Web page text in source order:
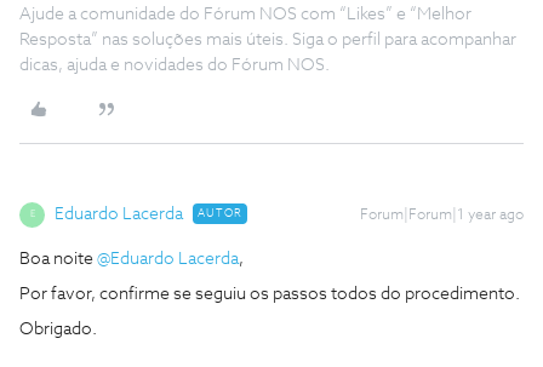
Ajude a comunidade do Fórum NOS com “Likes” e “Melhor
Resposta” nas soluções mais úteis. Siga o perfil para acompanhar
dicas, ajuda e novidades do Fórum NOS.
E Eduardo Lacerda AUTOR Forum|Forum|1 year ago
Boa noite ​ @Eduardo Lacerda,
Por favor, confirme se seguiu os passos todos do procedimento.
Obrigado.